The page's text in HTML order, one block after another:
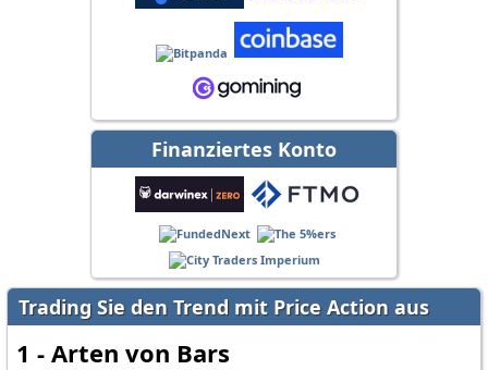
Finanziertes Konto
Trading Sie den Trend mit Price Action aus
1 - Arten von Bars